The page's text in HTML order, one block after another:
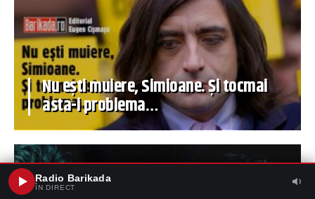
Nu ești muiere, Simioane. Și tocmai
asta-i problema…
Radio Barikada
ÎN DIRECT